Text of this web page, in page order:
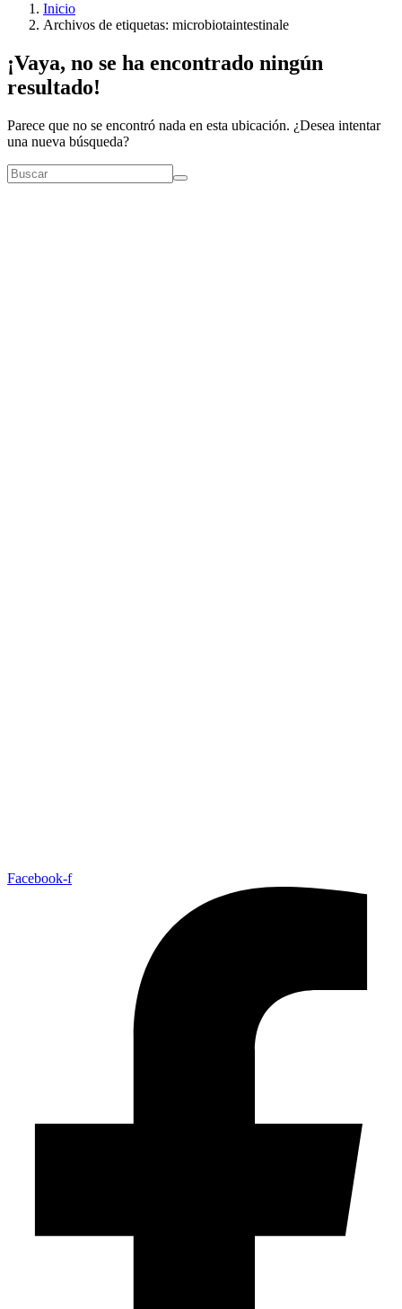
Inicio
Archivos de etiquetas: microbiotaintestinale
¡Vaya, no se ha encontrado ningún
resultado!
Parece que no se encontró nada en esta ubicación. ¿Desea intentar
una nueva búsqueda?
Facebook-f